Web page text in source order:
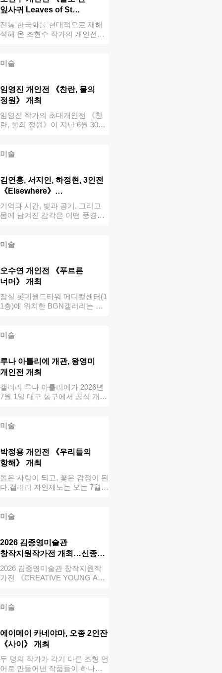
잎사귀 Leaves of St…
전통 한국화를 현대적으로 재해
석해 온 조현수 작가의 개인전
미술
임영진 개인전 《찬란, 물의
정원》 개최
임영진 작가의 초대개인전 《찬
란, 물의 정원》이 지난 6월 30…
미술
김연홍, 서지인, 하정현, 3인전
《Elsewhere》…
기억과 시간, 빛과 공기, 그리고
몸에 남겨진 감각은 어떤 풍경으
미술
오수연 개인전 《푸르른
너머》 개최
잠실 롯데월드타워 메디컬센터(1
1층)에 위치한 BGN갤러리는 오
미술
루나 아틀리에 개관, 왕영미
개인전 개최
갤러리 루나 아틀리에가 2026년
7월 1일 대구 동구에서 공식 개관
미술
박정용 개인전 《우리들의
항해》 개최
돌은 사람이 되고, 꽃은 감정이 된
다.갤러리 자인제노는 오는 7월 1
미술
2026 김종영미술관
창작지원작가전 개최…신종훈·
유상우…
2026 김종영미술관 창작지원작
가전 《CREATIVE YOUNG ART
미술
에이메이 카네야마, 오종 2인잔
《사이》 개최
두 명의 작가가 각기 다른 조형 언
어로 만들어낸 작품들이 하나의